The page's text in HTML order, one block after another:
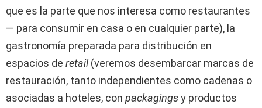
que es la parte que nos interesa como restaurantes
— para consumir en casa o en cualquier parte), la
gastronomía preparada para distribución en
espacios de retail(veremos desembarcar marcas de
restauración, tanto independientes como cadenas o
asociadas a hoteles, con packagingsy productos